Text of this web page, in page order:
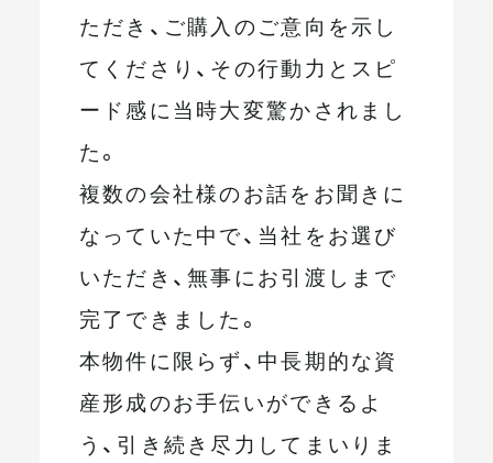
ただき、ご購入のご意向を示し
てくださり、その行動力とスピ
ード感に当時大変驚かされまし
た。
複数の会社様のお話をお聞きに
なっていた中で、当社をお選び
いただき、無事にお引渡しまで
完了できました。
本物件に限らず、中長期的な資
産形成のお手伝いができるよ
う、引き続き尽力してまいりま